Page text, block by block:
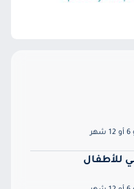
للأطفال